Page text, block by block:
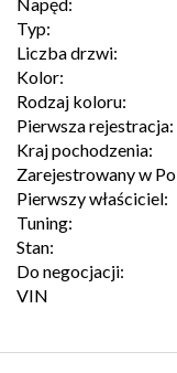
Typ:
Liczba drzwi:
Kolor:
Rodzaj koloru:
Pierwsza rejestracja:
Kraj pochodzenia:
Zarejestrowany w
Pierwszy właściciel:
Tuning:
Stan:
Do negocjacji:
VIN